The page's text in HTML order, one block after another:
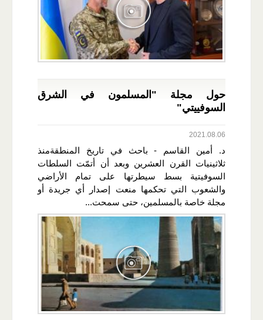
حول مجلة "المسلمون في الشرق
السوفييتي"
2021.08.06
د. أمين القاسم - باحث في تاريخ المنطقةمنذ
ثلاثينيات القرن العشرين وبعد أن أتمّت السلطات
السوفيتية بسط سيطرتها على تمام الأراضي
والشعوب التي تحكمها منعت إصدار أي جريدة أو
مجلة خاصة بالمسلمين، حتى سمحت...